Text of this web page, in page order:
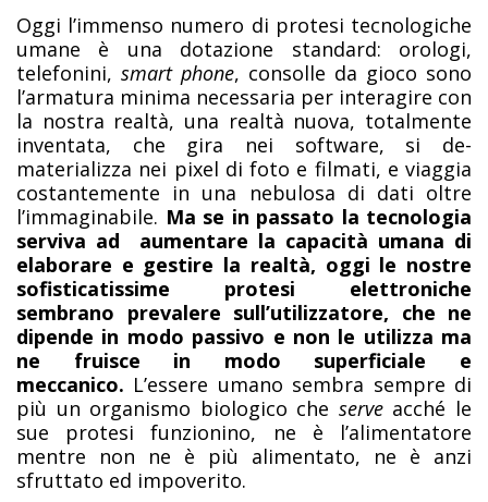
Oggi l’immenso numero di protesi tecnologiche
umane è una dotazione standard: orologi,
telefonini, smart phone, consolle da gioco sono
l’armatura minima necessaria per interagire con
la nostra realtà, una realtà nuova, totalmente
inventata, che gira nei software, si de-
materializza nei pixel di foto e filmati, e viaggia
costantemente in una nebulosa di dati oltre
l’immaginabile. Ma se in passato la tecnologia
serviva ad aumentare la capacità umana di
elaborare e gestire la realtà, oggi le nostre
sofisticatissime protesi elettroniche
sembrano prevalere sull’utilizzatore, che ne
dipende in modo passivo e non le utilizza ma
ne fruisce in modo superficiale e
meccanico. L’essere umano sembra sempre di
più un organismo biologico che serveacché le
sue protesi funzionino, ne è l’alimentatore
mentre non ne è più alimentato, ne è anzi
sfruttato ed impoverito.